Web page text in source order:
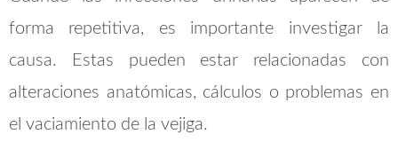
forma repetitiva, es importante investigar la
causa. Estas pueden estar relacionadas con
alteraciones anatómicas, cálculos o problemas en
el vaciamiento de la vejiga.